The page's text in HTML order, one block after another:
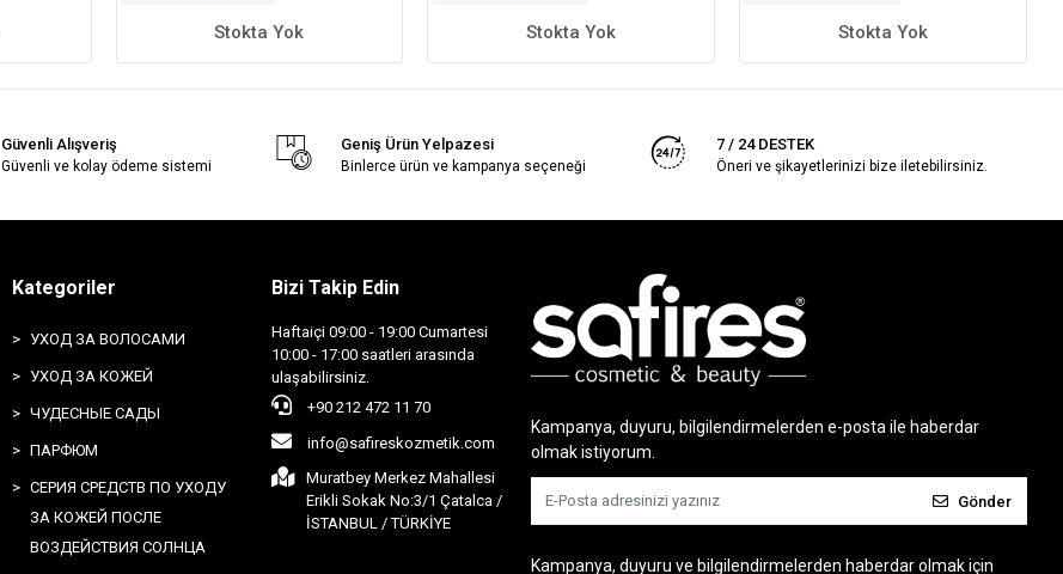
Stokta Yok Stokta Yok Stokta Yok
Güvenli Alışveriş
Güvenli ve kolay ödeme sistemi
Geniş Ürün Yelpazesi
Binlerce ürün ve kampanya seçeneği
7 / 24 DESTEK
Öneri ve şikayetlerinizi bize iletebilirsiniz.
Kategoriler
УХОД ЗА ВОЛОСАМИ
УХОД ЗА КОЖЕЙ
ЧУДЕСНЫЕ САДЫ
ПАРФЮМ
СЕРИЯ СРЕДСТВ ПО УХОДУ
ЗА КОЖЕЙ ПОСЛЕ
ВОЗДЕЙСТВИЯ СОЛНЦА
Bizi Takip Edin
Haftaiçi 09:00 - 19:00 Cumartesi
10:00 - 17:00 saatleri arasında
ulaşabilirsiniz.
+90 212 472 11 70
info@safireskozmetik.com
Muratbey Merkez Mahallesi
Erikli Sokak No:3/1 Çatalca /
İSTANBUL / TÜRKİYE
Kampanya, duyuru, bilgilendirmelerden e-posta ile haberdar
olmak istiyorum.
Gönder
Kampanya, duyuru ve bilgilendirmelerden haberdar olmak için